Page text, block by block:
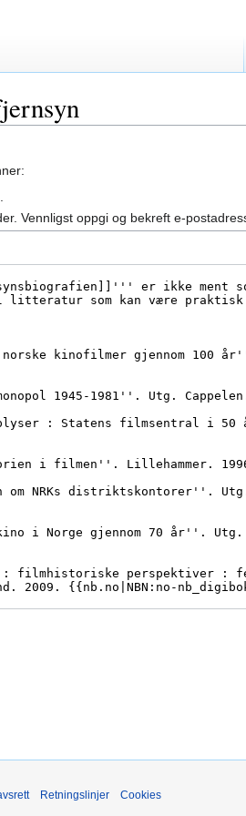
Vennligst oppgi og bekreft e-
Retningslinjer Cookies